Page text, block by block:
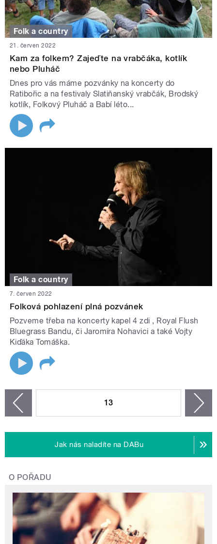
Folk a country
21. červen 2022
Kam za folkem? Zajeďte na vrabčáka, kotlík
nebo Pluháč
Dnes pro vás máme pozvánky na koncerty do
Ratibořic a na festivaly Slatiňanský vrabčák, Brodský
kotlík, Folkový Pluháč a Babí léto...
Folk a country
7. červen 2022
Folková pohlazení plná pozvánek
Pozveme třeba na koncerty kapel 4 zdi , Royal Flush
Bluegrass Bandu, či Jaromíra Nohavici a také Vojty
Kiďáka Tomáška.
13
Jak nás naladíte na DABu
O POŘADU